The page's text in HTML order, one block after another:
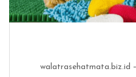
walatrasehatmata.biz.id